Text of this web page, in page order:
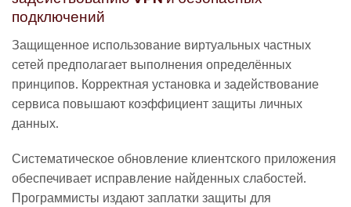
подключений
Защищенное использование виртуальных частных
сетей предполагает выполнения определённых
принципов. Корректная установка и задействование
сервиса повышают коэффициент защиты личных
данных.
Систематическое обновление клиентского приложения
обеспечивает исправление найденных слабостей.
Программисты издают заплатки защиты для